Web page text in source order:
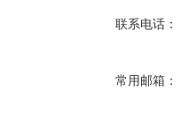
联系电话：
常用邮箱：